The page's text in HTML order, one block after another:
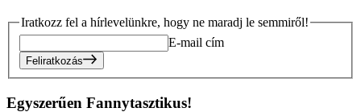
Iratkozz fel a hírlevelünkre, hogy ne maradj le semmiről!
E-mail cím
Feliratkozás
Egyszerűen Fannytasztikus!